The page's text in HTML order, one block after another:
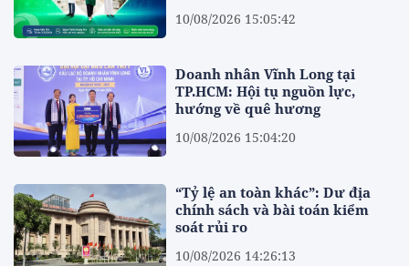
10/08/2026 15:05:42
Doanh nhân Vĩnh Long tại
TP.HCM: Hội tụ nguồn lực,
hướng về quê hương
10/08/2026 15:04:20
“Tỷ lệ an toàn khác”: Dư địa
chính sách và bài toán kiểm
soát rủi ro
10/08/2026 14:26:13